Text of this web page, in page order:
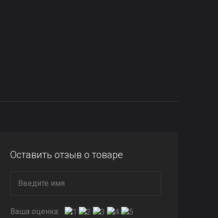
Оставить отзыв о товаре
Ваша оценка: